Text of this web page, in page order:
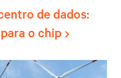
de dados:
o chip